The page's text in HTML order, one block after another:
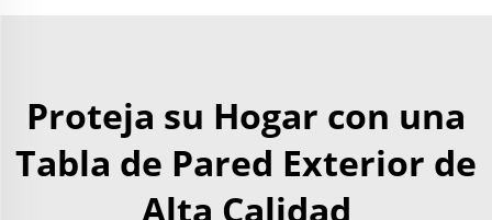
Proteja su Hogar con una
Tabla de Pared Exterior de
Alta Calidad